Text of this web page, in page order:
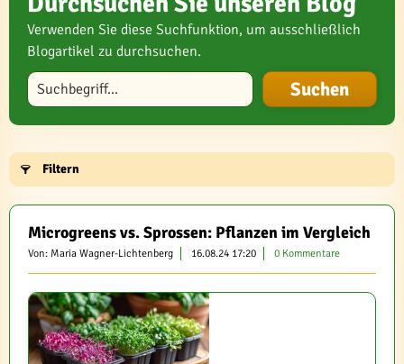
Verwenden Sie diese Suchfunktion, um ausschließlich
Blogartikel zu durchsuchen.
Blog durchsuchen
Filtern
Microgreens vs. Sprossen: Pflanzen im Vergleich
Von: Maria Wagner-Lichtenberg 16.08.24 17:20 0 Kommentare